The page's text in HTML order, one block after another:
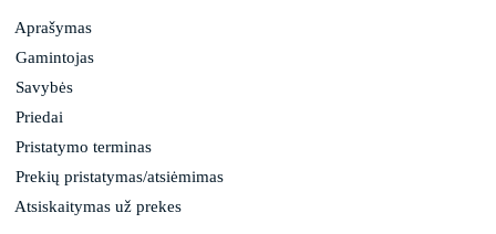
Aprašymas
Gamintojas
Savybės
Priedai
Pristatymo terminas
Prekių pristatymas/atsiėmimas
Atsiskaitymas už prekes